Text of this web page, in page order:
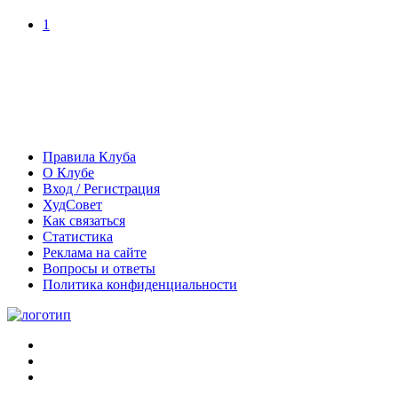
1
Правила Клуба
О Клубе
Вход / Регистрация
ХудСовет
Как связаться
Статистика
Реклама на сайте
Вопросы и ответы
Политика конфиденциальности